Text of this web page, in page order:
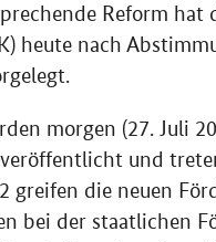
Reform
heute nach
morgen (27. Juli
und
greifen die neuen
bei der staatlichen